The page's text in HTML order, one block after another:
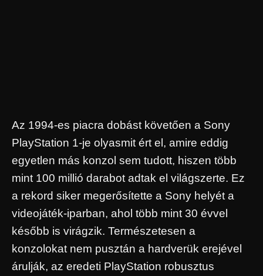
Az 1994-es piacra dobást követően a Sony
PlayStation 1-je olyasmit ért el, amire eddig
egyetlen más konzol sem tudott, hiszen több
mint 100 millió darabot adtak el világszerte. Ez
a rekord siker megerősítette a Sony helyét a
videojáték-iparban, ahol több mint 30 évvel
később is virágzik. Természetesen a
konzolokat nem pusztán a hardverük erejével
árulják, az eredeti PlayStation robusztus